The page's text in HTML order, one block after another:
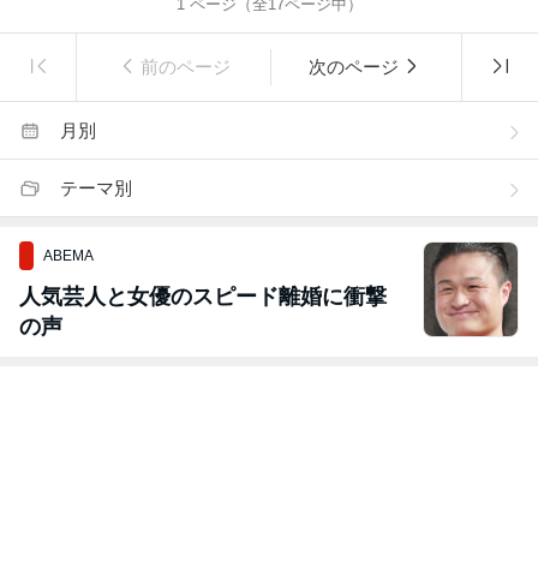
1ページ（全17ページ中）
前のページ 次のページ
月別
テーマ別
ABEMA
人気芸人と女優のスピード離婚に衝撃
の声